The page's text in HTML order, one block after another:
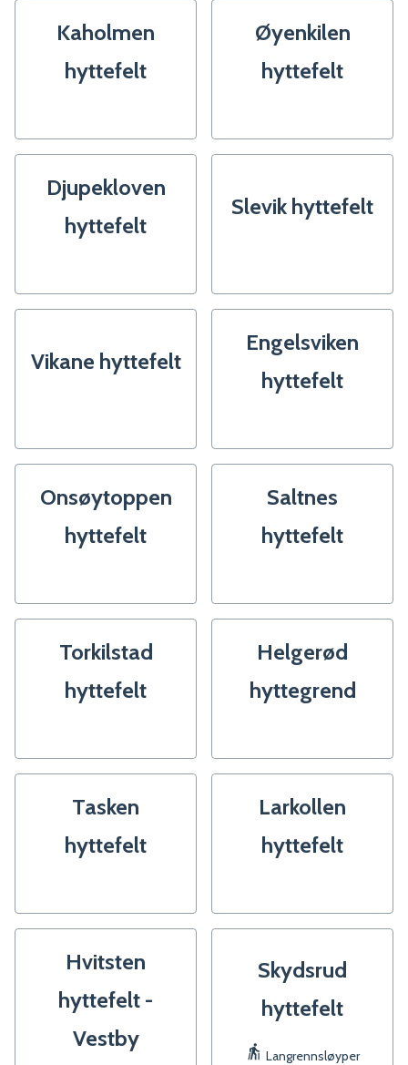
Kaholmen
hyttefelt
Øyenkilen
hyttefelt
Djupekloven
hyttefelt
Slevik hyttefelt
Vikane hyttefelt
Engelsviken
hyttefelt
Onsøytoppen
hyttefelt
Saltnes
hyttefelt
Torkilstad
hyttefelt
Helgerød
hyttegrend
Tasken
hyttefelt
Larkollen
hyttefelt
Hvitsten
hyttefelt -
Vestby
Skydsrud
hyttefelt
Langrennsløyper